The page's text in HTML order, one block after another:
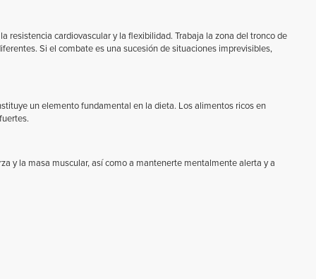
resistencia cardiovascular y la flexibilidad. Trabaja la zona del tronco de
Si el combate es una sucesión de situaciones imprevisibles,
un elemento fundamental en la dieta. Los alimentos ricos en
y la masa muscular, así como a mantenerte mentalmente alerta y a